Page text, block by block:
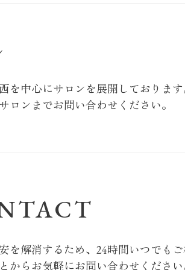
を中心にサロンを展開しております
ロンまでお問い合わせください。
を解消するため、24時間いつでもご
からお気軽にお問い合わせください